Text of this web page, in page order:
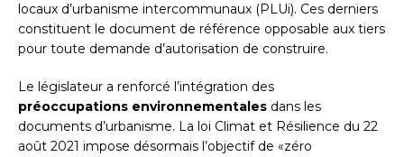
locaux d’urbanisme intercommunaux (PLUi). Ces derniers
constituent le document de référence opposable aux tiers
pour toute demande d’autorisation de construire.
Le législateur a renforcé l’intégration des
préoccupations environnementales dans les
documents d’urbanisme. La loi Climat et Résilience du 22
août 2021 impose désormais l’objectif de «zéro